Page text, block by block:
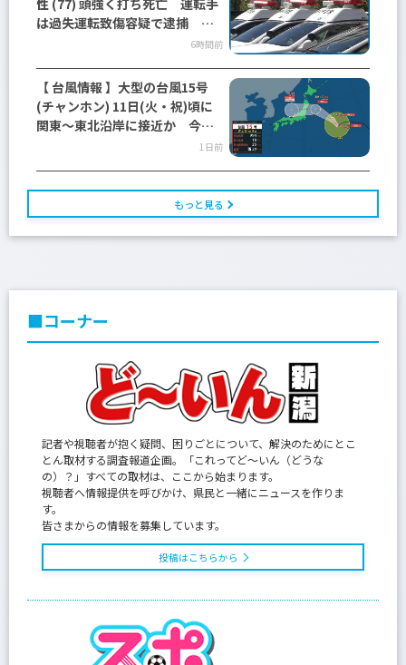
性 (77) 頭強く打ち死亡 運転手
は過失運転致傷容疑で逮捕 新
6時間前
【 台風情報 】大型の台風15号
(チャンホン) 11日(火・祝)頃に
関東～東北沿岸に接近か 今後
の進路は？【今後の進路予想と1日前
もっと見る
■コーナー
記者や視聴者が抱く疑問、困りごとについて、解決のためにとこ
とん取材する調査報道企画。「これってど〜いん（どうな
の）？」すべての取材は、ここから始まります。
視聴者へ情報提供を呼びかけ、県民と一緒にニュースを作りま
す。
皆さまからの情報を募集しています。
投稿はこちらから